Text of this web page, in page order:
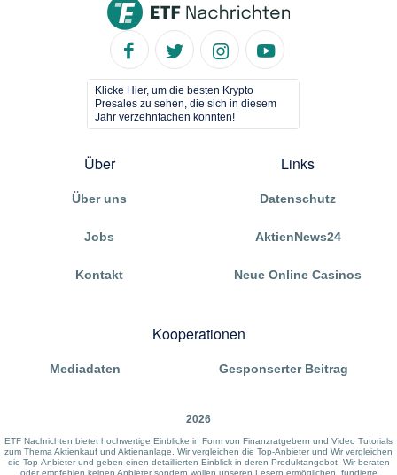
Klicke Hier, um die besten Krypto
Presales zu sehen, die sich in diesem
Jahr verzehnfachen könnten!
Über
Über uns
Jobs
Kontakt
Links
Datenschutz
AktienNews24
Neue Online Casinos
Kooperationen
Mediadaten Gesponserter Beitrag
2026
ETF Nachrichten bietet hochwertige Einblicke in Form von Finanzratgebern und Video Tutorials
zum Thema Aktienkauf und Aktienanlage. Wir vergleichen die Top-Anbieter und Wir vergleichen
die Top-Anbieter und geben einen detaillierten Einblick in deren Produktangebot. Wir beraten
oder empfehlen keinen Anbieter sondern wollen unseren Lesern ermöglichen, fundierte